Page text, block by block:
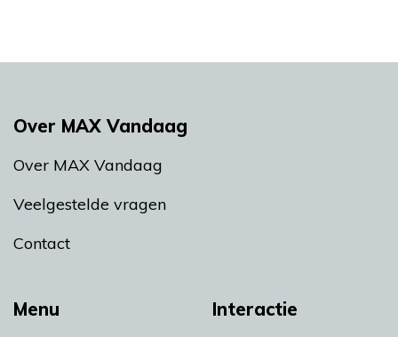
Menu Interactie
Over MAX Vandaag
Over MAX Vandaag
Veelgestelde vragen
Contact